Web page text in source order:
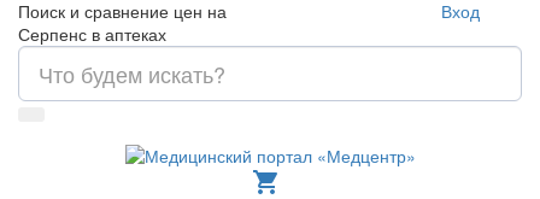
Поиск и сравнение цен на
Серпенс в аптеках
Вход
shopping_cart